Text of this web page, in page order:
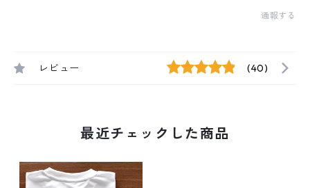
通報する
レビュー (40)
最近チェックした商品